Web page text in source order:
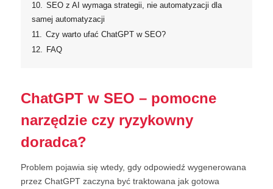
10. SEO z AI wymaga strategii, nie automatyzacji dla
samej automatyzacji
11. Czy warto ufać ChatGPT w SEO?
12.
FAQ
ChatGPT w SEO – pomocne
narzędzie czy ryzykowny
doradca?
Problem pojawia się wtedy, gdy odpowiedź wygenerowana
przez ChatGPT zaczyna być traktowana jak gotowa